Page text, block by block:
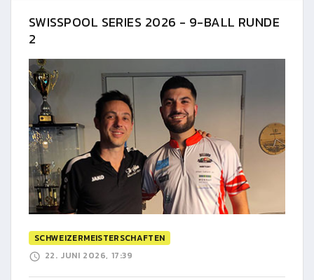
SWISSPOOL SERIES 2026 - 9-BALL RUNDE
2
SCHWEIZERMEISTERSCHAFTEN
22. JUNI 2026, 17:39